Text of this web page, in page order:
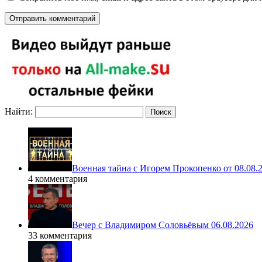
Найти:
Военная тайна с Игорем Прокопенко от
4 комментария
Вечер с Владимиром Соловьёвым 06.08.2026
33 комментария